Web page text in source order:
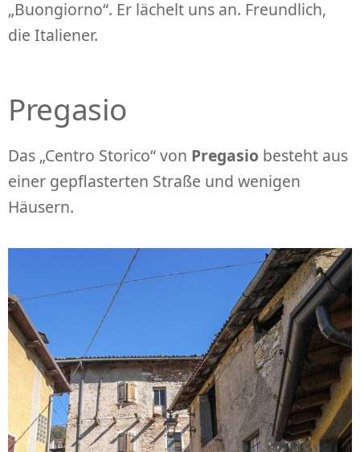
„Buongiorno“. Er lächelt uns an. Freundlich,
die Italiener.
Pregasio
Das „Centro Storico“ von Pregasio besteht aus
einer gepflasterten Straße und wenigen
Häusern.